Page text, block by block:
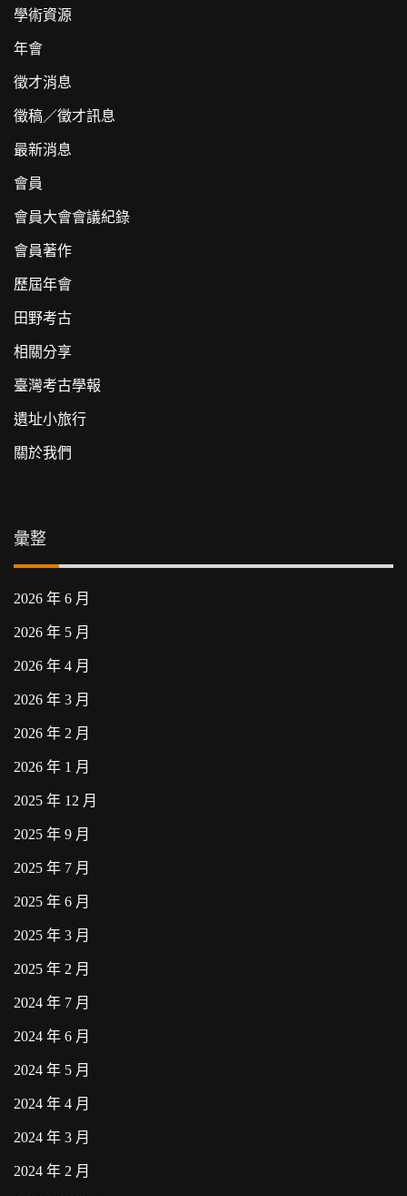
學術資源
年會
徵才消息
徵稿／徵才訊息
最新消息
會員
會員大會會議紀錄
會員著作
歷屆年會
田野考古
相關分享
臺灣考古學報
遺址小旅行
關於我們
彙整
2026 年 6 月
2026 年 5 月
2026 年 4 月
2026 年 3 月
2026 年 2 月
2026 年 1 月
2025 年 12 月
2025 年 9 月
2025 年 7 月
2025 年 6 月
2025 年 3 月
2025 年 2 月
2024 年 7 月
2024 年 6 月
2024 年 5 月
2024 年 4 月
2024 年 3 月
2024 年 2 月